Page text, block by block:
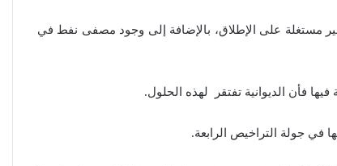
مستغلة على الإطلاق، بالإضافة إلى وجود مصفى نفط في
فأن الديوانية تفتقر لهذه الحلول.
في جولة التراخيص الرابعة.